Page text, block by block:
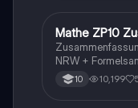
Mathe
Mathe ZP10
NRW +
10 10,199